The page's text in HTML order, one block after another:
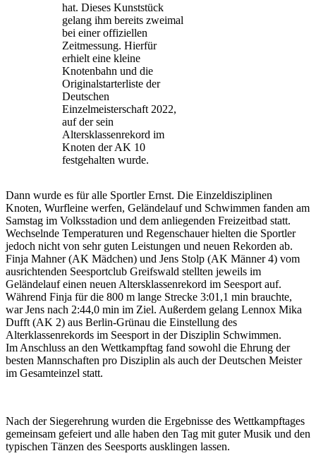
hat. Dieses Kunststück
gelang ihm bereits zweimal
bei einer offiziellen
Zeitmessung. Hierfür
erhielt eine kleine
Knotenbahn und die
Originalstarterliste der
Deutschen
Einzelmeisterschaft 2022,
auf der sein
Altersklassenrekord im
Knoten der AK 10
festgehalten wurde.
Dann wurde es für alle Sportler Ernst. Die Einzeldisziplinen
Knoten, Wurfleine werfen, Geländelauf und Schwimmen fanden am
Samstag im Volksstadion und dem anliegenden Freizeitbad statt.
Wechselnde Temperaturen und Regenschauer hielten die Sportler
jedoch nicht von sehr guten Leistungen und neuen Rekorden ab.
Finja Mahner (AK Mädchen) und Jens Stolp (AK Männer 4) vom
ausrichtenden Seesportclub Greifswald stellten jeweils im
Geländelauf einen neuen Altersklassenrekord im Seesport auf.
Während Finja für die 800 m lange Strecke 3:01,1 min brauchte,
war Jens nach 2:44,0 min im Ziel. Außerdem gelang Lennox Mika
Dufft (AK 2) aus Berlin-Grünau die Einstellung des
Alterklassenrekords im Seesport in der Disziplin Schwimmen.
Im Anschluss an den Wettkampftag fand sowohl die Ehrung der
besten Mannschaften pro Disziplin als auch der Deutschen Meister
im Gesamteinzel statt.
Nach der Siegerehrung wurden die Ergebnisse des Wettkampftages
gemeinsam gefeiert und alle haben den Tag mit guter Musik und den
typischen Tänzen des Seesports ausklingen lassen.